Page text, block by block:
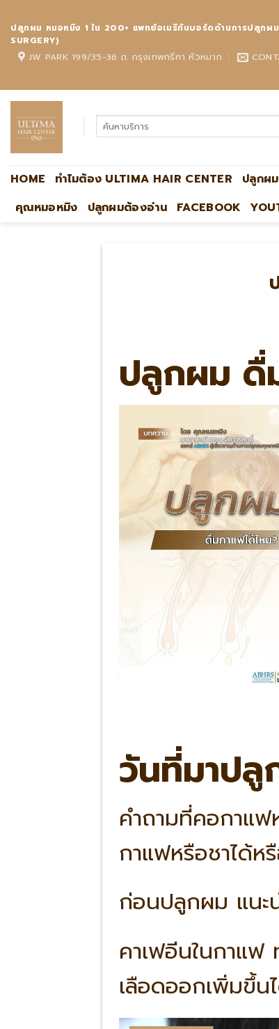
content
ปลูกผม หมอหมิง 1 ใน 200+ แพทย์อเมริกันบอร์ดด้านการปลูกผม
SURGERY)
JW PARK 199/35-36 ถ. กรุงเทพกรีฑา หัวหมาก
HOME ทำไมต้อง ULTIMA HAIR CENTER ปลูกผม
คุณหมอหมิง
ปลูกผมต้องอ่าน FACEBOOK
ปลูกผม ดื่
วันที่มาปลู
คำถามที่คอกาแ
กาแฟหรือชาได้ห
ก่อนปลูกผม แนะ
คาเฟอีนในกาแฟ
เลือดออกเพิ่มขึ้น